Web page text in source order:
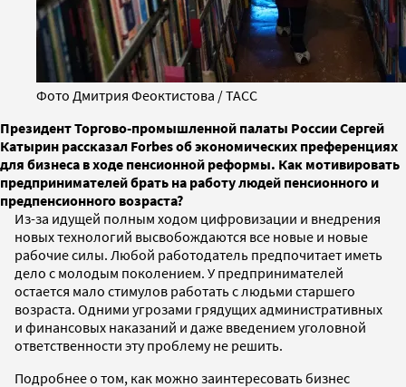
Фото Дмитрия Феоктистова / ТАСС
Президент Торгово-промышленной палаты России Сергей
Катырин рассказал Forbes об экономических преференциях
для бизнеса в ходе пенсионной реформы. Как мотивировать
предпринимателей брать на работу людей пенсионного и
предпенсионного возраста?
Из-за идущей полным ходом цифровизации и внедрения
новых технологий высвобождаются все новые и новые
рабочие силы. Любой работодатель предпочитает иметь
дело с молодым поколением. У предпринимателей
остается мало стимулов работать с людьми старшего
возраста. Одними угрозами грядущих административных
и финансовых наказаний и даже введением уголовной
ответственности эту проблему не решить.
Подробнее о том, как можно заинтересовать бизнес